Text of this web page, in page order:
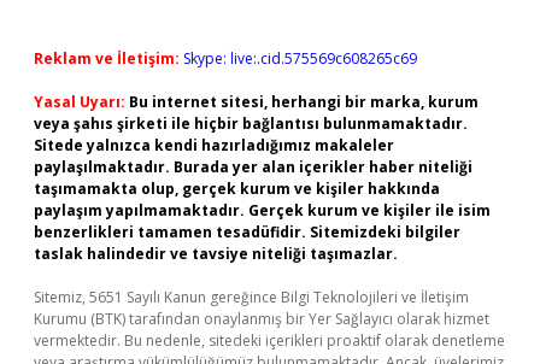
Reklam ve İletişim: Skype: live:.cid.575569c608265c69
Yasal Uyarı: Bu internet sitesi, herhangi bir marka, kurum
veya şahıs şirketi ile hiçbir bağlantısı bulunmamaktadır.
Sitede yalnızca kendi hazırladığımız makaleler
paylaşılmaktadır. Burada yer alan içerikler haber niteliği
taşımamakta olup, gerçek kurum ve kişiler hakkında
paylaşım yapılmamaktadır. Gerçek kurum ve kişiler ile isim
benzerlikleri tamamen tesadüfidir. Sitemizdeki bilgiler
taslak halindedir ve tavsiye niteliği taşımazlar.
Sitemiz, 5651 Sayılı Kanun gereğince Bilgi Teknolojileri ve İletişim
Kurumu (BTK) tarafından onaylanmış bir Yer Sağlayıcı olarak hizmet
vermektedir. Bu nedenle, sitedeki içerikleri proaktif olarak denetleme